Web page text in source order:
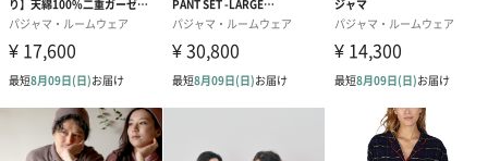
包装紙
ラッピングを施してお届けいたします。